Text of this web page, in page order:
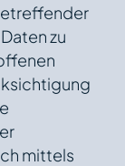
zu
mittels